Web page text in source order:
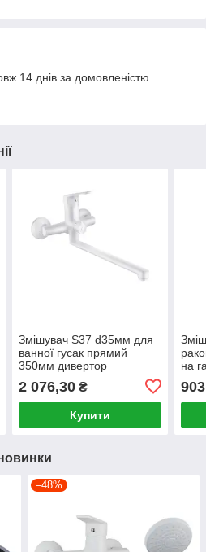
14 днів за домовленістю
Змішувач S37 d35мм для
ванної гусак прямий
350мм дивертор
вбудований картрідж (W)
Aquatica
2 076,30₴
Купити
на
–48%